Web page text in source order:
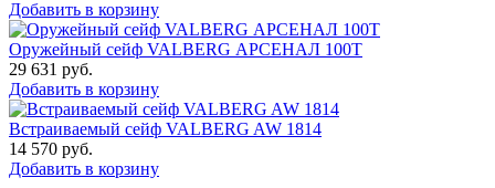
Добавить в корзину
Оружейный сейф VALBERG АРСЕНАЛ 100Т
29 631 руб.
Добавить в корзину
Встраиваемый сейф VALBERG AW 1814
14 570 руб.
Добавить в корзину